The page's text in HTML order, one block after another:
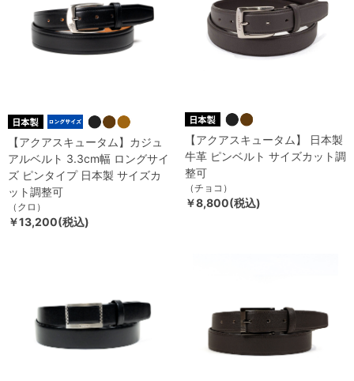
【アクアスキュータム】カジュ
アルベルト 3.3cm幅 ロングサイ
ズ ピンタイプ 日本製 サイズカ
ット調整可
（クロ）
￥13,200(税込)
【アクアスキュータム】 日本製
牛革 ピンベルト サイズカット調
整可
（チョコ）
￥8,800(税込)